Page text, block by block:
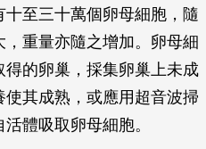
至三十萬個卵母細胞，隨
重量亦隨之增加。卵母細
的卵巢，採集卵巢上未成
其成熟，或應用超音波掃
體吸取卵母細胞。